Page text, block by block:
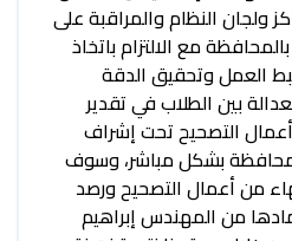
ولجان النظام والمراقبة على
مع الالتزام باتخاذ
العمل وتحقيق الدقة
بين الطلاب في تقدير
التصحيح تحت إشراف
بشكل مباشر، وسوف
من أعمال التصحيح ورصد
من المهندس إبراهيم